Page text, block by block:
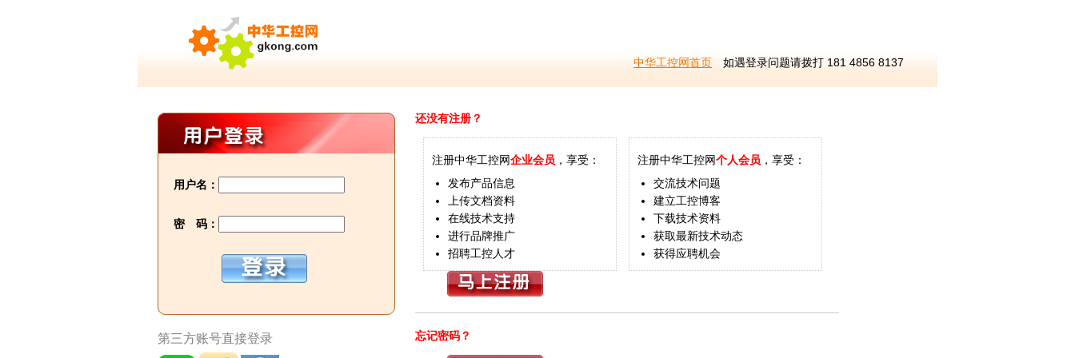
中华工控网首页 如遇登录问题请拨打 181 4856 8137
用户名：
密 码：
第三方账号直接登录
还没有注册？
注册中华工控网企业会员 ，享受：
发布产品信息
上传文档资料
在线技术支持
进行品牌推广
招聘工控人才
注册中华工控网个人会员 ，享受：
交流技术问题
建立工控博客
下载技术资料
获取最新技术动态
获得应聘机会
忘记密码？